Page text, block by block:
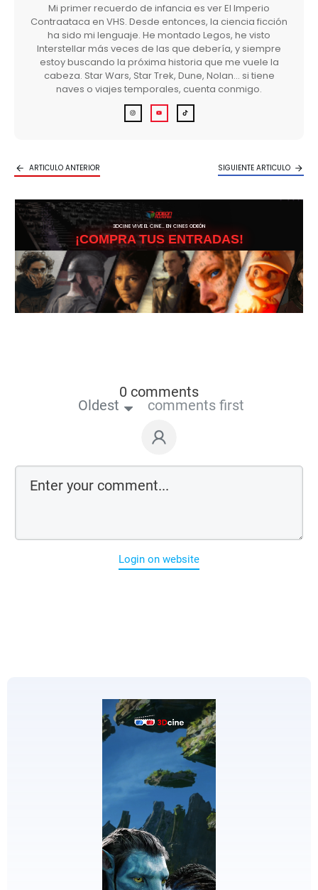
Mi primer recuerdo de infancia es ver El Imperio
Contraataca en VHS. Desde entonces, la ciencia ficción
ha sido mi lenguaje. He montado Legos, he visto
Interstellar más veces de las que debería, y siempre
estoy buscando la próxima historia que me vuele la
cabeza. Star Wars, Star Trek, Dune, Nolan… si tiene
naves o viajes temporales, cuenta conmigo.
ARTICULO ANTERIOR SIGUIENTE ARTICULO
3DCINE VIVE EL CINE… EN CINES ODEÓN
¡COMPRA TUS ENTRADAS!
0 comments
Oldest comments first
Login on website